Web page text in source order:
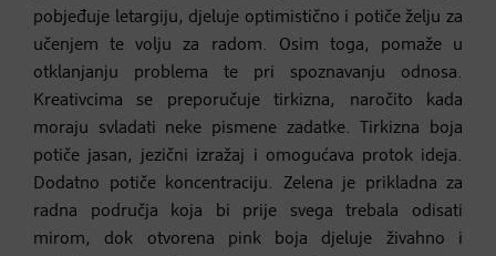
pobjeđuje letargiju, djeluje optimistično i potiče želju za
učenjem te volju za radom. Osim toga, pomaže u
otklanjanju problema te pri spoznavanju odnosa.
Kreativcima se preporučuje tirkizna, naročito kada
moraju svladati neke pismene zadatke. Tirkizna boja
potiče jasan, jezični izražaj i omogućava protok ideja.
Dodatno potiče koncentraciju. Zelena je prikladna za
radna područja koja bi prije svega trebala odisati
mirom, dok otvorena pink boja djeluje živahno i